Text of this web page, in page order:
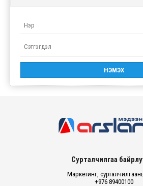
Сурталчилгаа
Маркетинг,
+976 89400100